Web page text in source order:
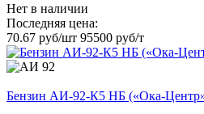
Нет в наличии
Последняя цена:
70.67 руб/шт 95500 руб/т
Бензин АИ-92-К5 НБ («Ока-